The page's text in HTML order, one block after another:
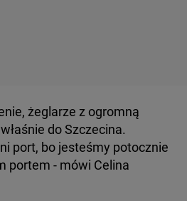
żeglarze z ogromną
do Szczecina.
port, bo jesteśmy potocznie
portem - mówi Celina